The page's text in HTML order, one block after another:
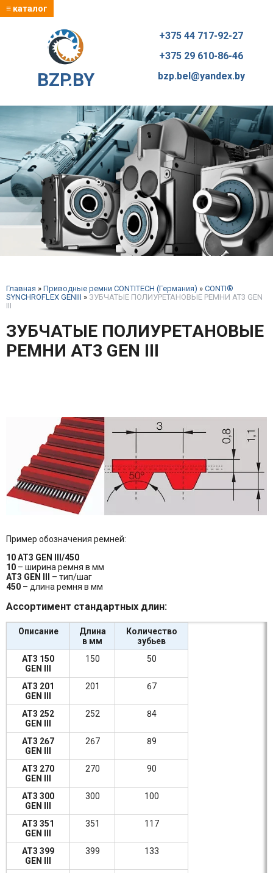
≡ каталог
BZP.BY
+375 44 717-92-27
+375 29 610-86-46
bzp.bel@yandex.by
Главная » Приводные ремни CONTITECH (Германия) » CONTI®
SYNCHROFLEX GENIII » ЗУБЧАТЫЕ ПОЛИУРЕТАНОВЫЕ РЕМНИ AT3 GEN
III
ЗУБЧАТЫЕ ПОЛИУРЕТАНОВЫЕ
РЕМНИ AT3 GEN III
Пример обозначения ремней:
10 AT3 GEN III/450
10 – ширина ремня в мм
AT3 GEN III
– тип/шаг
450 – длина ремня в мм
Ассортимент стандартных длин:
Описание
Длина
в мм
Количество
зубьев
AT3 150
GEN III
150 50
AT3 201
GEN III
201 67
AT3 252
GEN III
252 84
AT3 267
GEN III
267 89
AT3 270
GEN III
270 90
AT3 300
GEN III
300 100
AT3 351
GEN III
351 117
AT3 399
GEN III
399 133